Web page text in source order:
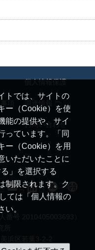
トでは、サイトの
ー（Cookie）を使
能の提供や、サイ
っています。「同
ー（Cookie）を用
いただいたことに
」を選択する
制限されます。ク
ては「個人情報の
い。
個人情報保護
項
お問い合わせ